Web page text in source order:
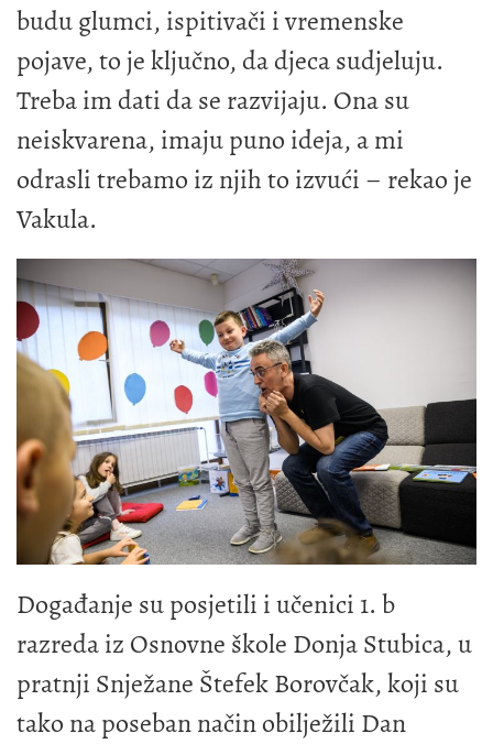
budu glumci, ispitivači i vremenske
pojave, to je ključno, da djeca sudjeluju.
Treba im dati da se razvijaju. Ona su
neiskvarena, imaju puno ideja, a mi
odrasli trebamo iz njih to izvući – rekao je
Vakula.
Događanje su posjetili i učenici 1. b
razreda iz Osnovne škole Donja Stubica, u
pratnji Snježane Štefek Borovčak, koji su
tako na poseban način obilježili Dan